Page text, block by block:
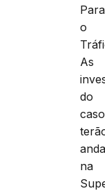
Para
o
As
do
caso
na